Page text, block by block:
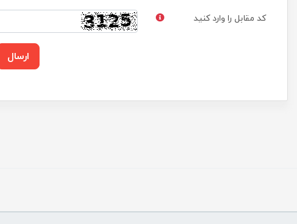
کد مقابل را وارد کنید
ارسال